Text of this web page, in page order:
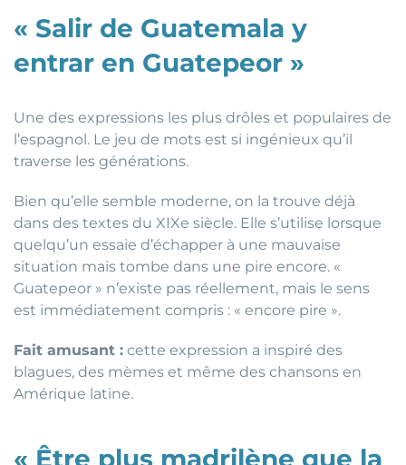
« Salir de Guatemala y
entrar en Guatepeor »
Une des expressions les plus drôles et populaires de
l’espagnol. Le jeu de mots est si ingénieux qu’il
traverse les générations.
Bien qu’elle semble moderne, on la trouve déjà
dans des textes du XIXe siècle. Elle s’utilise lorsque
quelqu’un essaie d’échapper à une mauvaise
situation mais tombe dans une pire encore. «
Guatepeor » n’existe pas réellement, mais le sens
est immédiatement compris : « encore pire ».
Fait amusant : cette expression a inspiré des
blagues, des mèmes et même des chansons en
Amérique latine.
« Être plus madrilène que la